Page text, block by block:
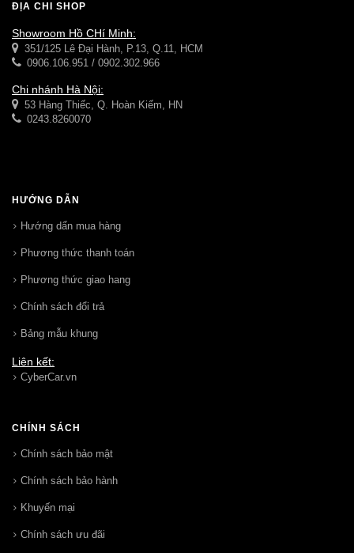
ĐỊA CHỈ SHOP
Showroom Hồ CHí Minh:
351/125 Lê Đại Hành, P.13, Q.11, HCM
0906.106.951 / 0902.302.966
Chi nhánh Hà Nội:
53 Hàng Thiếc, Q. Hoàn Kiếm, HN
0243.8260070
HƯỚNG DẪN
Hướng dẩn mua hàng
Phương thức thanh toán
Phương thức giao hang
Chính sách đổi trả
Bảng mẫu khung
Liên kết:
CyberCar.vn
CHÍNH SÁCH
Chính sách bảo mật
Chính sách bảo hành
Khuyến mại
Chính sách ưu đãi